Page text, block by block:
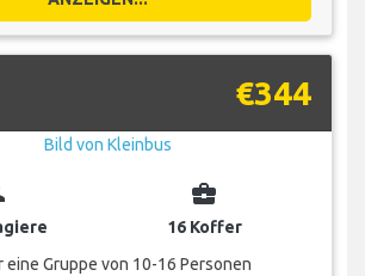
€344
business_center
16 Koffer
Gruppe von 10-16 Personen